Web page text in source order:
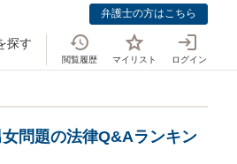
弁護士の方はこちら
探す
閲覧履歴 マイリスト ログイン
問題の法律Q&Aランキン